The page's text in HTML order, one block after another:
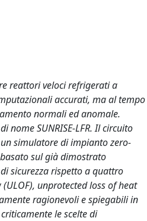
reattori veloci refrigerati a
accurati, ma al tempo
normali ed anomale.
SUNRISE-LFR. Il circuito
simulatore di impianto zero-
sul già dimostrato
sicurezza rispetto a quattro
unprotected loss of heat
ragionevoli e spiegabili in
le scelte di